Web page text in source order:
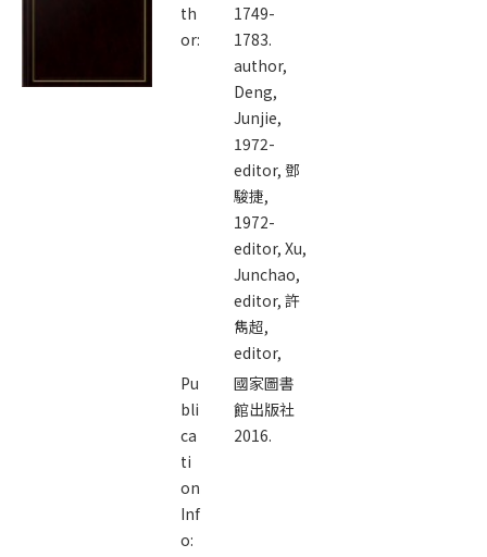
th
or:
1749-
1783.
author,
Deng,
Junjie,
1972-
editor, 鄧
駿捷,
1972-
editor, Xu,
Junchao,
editor, 許
雋超,
editor,
Pu
bli
ca
ti
on
Inf
o:
國家圖書
館出版社
2016.